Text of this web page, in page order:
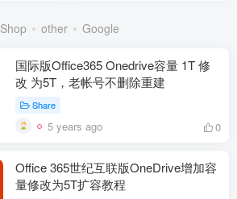
Shop other Google
国际版Office365 Onedrive容量 1T 修
改 为5T，老帐号不删除重建
Share
5 years ago 0
Office 365世纪互联版OneDrive增加容
量修改为5T扩容教程